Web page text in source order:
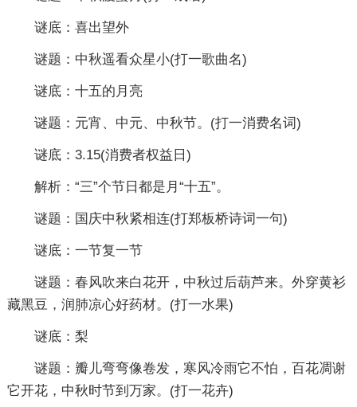
谜底：喜出望外
谜题：中秋遥看众星小(打一歌曲名)
谜底：十五的月亮
谜题：元宵、中元、中秋节。(打一消费名词)
谜底：3.15(消费者权益日)
解析：“三”个节日都是月“十五”。
谜题：国庆中秋紧相连(打郑板桥诗词一句)
谜底：一节复一节
谜题：春风吹来白花开，中秋过后葫芦来。外穿黄衫
藏黑豆，润肺凉心好药材。(打一水果)
谜底：梨
谜题：瓣儿弯弯像卷发，寒风冷雨它不怕，百花凋谢
它开花，中秋时节到万家。(打一花卉)